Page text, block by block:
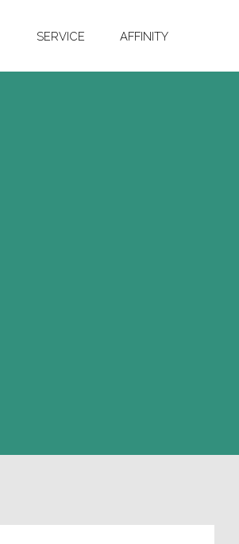
SERVICE AFFINITY